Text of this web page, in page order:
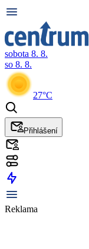
sobota 8. 8.
so 8. 8.
27°C
Přihlášení
Reklama